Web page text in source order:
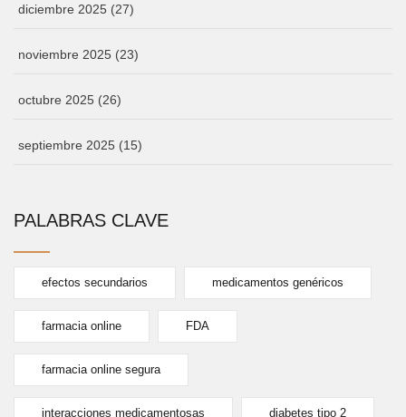
diciembre 2025 (27)
noviembre 2025 (23)
octubre 2025 (26)
septiembre 2025 (15)
PALABRAS CLAVE
efectos secundarios medicamentos genéricos
farmacia online FDA
farmacia online segura
interacciones medicamentosas diabetes tipo 2